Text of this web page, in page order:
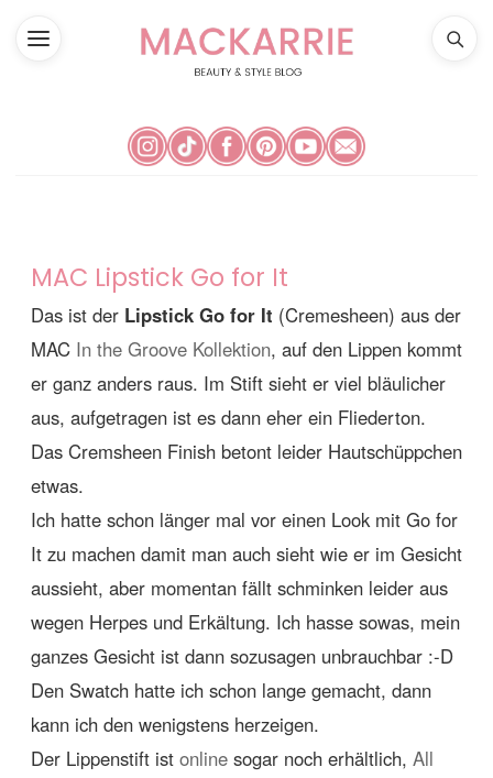
MAC Lipstick Go for It
Das ist der Lipstick Go for It (Cremesheen) aus der
MAC In the Groove Kollektion, auf den Lippen kommt
er ganz anders raus. Im Stift sieht er viel bläulicher
aus, aufgetragen ist es dann eher ein Fliederton.
Das Cremsheen Finish betont leider Hautschüppchen
etwas.
Ich hatte schon länger mal vor einen Look mit Go for
It zu machen damit man auch sieht wie er im Gesicht
aussieht, aber momentan fällt schminken leider aus
wegen Herpes und Erkältung. Ich hasse sowas, mein
ganzes Gesicht ist dann sozusagen unbrauchbar :-D
Den Swatch hatte ich schon lange gemacht, dann
kann ich den wenigstens herzeigen.
Der Lippenstift ist online sogar noch erhältlich, All